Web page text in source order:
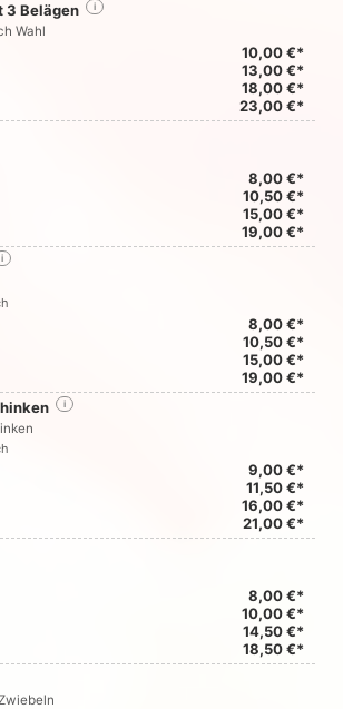
3 Belägen
i
Wahl
10,00 €*
13,00 €*
18,00 €*
23,00 €*
8,00 €*
10,50 €*
15,00 €*
19,00 €*
i
8,00 €*
10,50 €*
15,00 €*
19,00 €*
i
9,00 €*
11,50 €*
16,00 €*
21,00 €*
8,00 €*
10,00 €*
14,50 €*
18,50 €*